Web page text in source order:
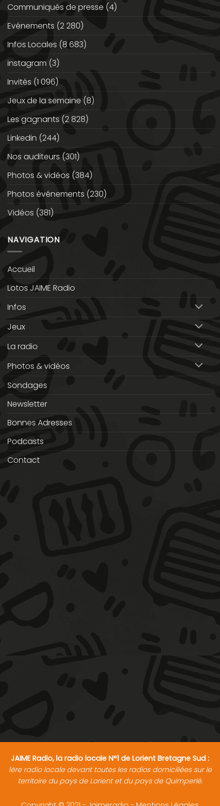
Communiqués de presse (4)
Evénements (2 280)
Infos Locales (8 683)
instagram (3)
Invités (1 096)
Jeux de la semaine (8)
Les gagnants (2 828)
Linkedin (244)
Nos auditeurs (301)
Photos & vidéos (384)
Photos événements (230)
Vidéos (381)
NAVIGATION
Accueil
Lotos JAIME Radio
Infos
Jeux
La radio
Photos & vidéos
Sondages
Newsletter
Bonnes Adresses
Podcasts
Contact
JAIME Radio, la radio locale N°1 de Lorient Bretagne Sud :
1ère radio locale devant toutes les radios domiciliées sur le
territoire du pays de Lorient et du pays de Quimperlé.